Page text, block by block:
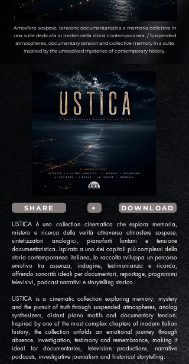
Amosfere sospese, tensione documentaristica e memoria collettiva in
una suite dedicata ai misteri della storia contemporanea. / Suspended
atmospheres, documentary tension and collective memory in a suite
inspired by the unresolved mysteries of contemporary history.
SHARE + DOWNLOAD
USTICA è una collection cinematica che esplora memoria,
mistero e ricerca della verità attraverso atmosfere sospese,
sintetizzatori analogici, pianoforti lontani e tensione
documentaristica. Ispirata a uno dei capitoli più complessi della
storia contemporanea italiana, la raccolta sviluppa un percorso
emotivo tra assenza, indagine, testimonianza e ricordo,
offrendo sonorità ideali per documentari, reportage, programmi
televisivi, podcast narrativi e storytelling storico.
USTICA is a cinematic collection exploring memory, mystery
and the pursuit of truth through suspended atmospheres, analog
synthesizers, distant piano motifs and documentary tension.
Inspired by one of the most complex chapters of modern Italian
history, the collection unfolds an emotional journey through
absence, investigation, testimony and remembrance, making it
ideal for documentaries, television productions, narrative
podcasts, investigative journalism and historical storytelling.